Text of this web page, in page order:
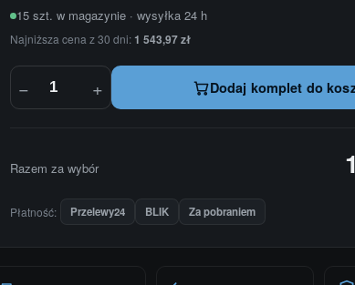
15 szt. w magazynie · wysyłka 24 h
Najniższa cena z 30 dni:1 543,97 zł
− + Dodaj komplet do
Razem za wybór
Płatność: Przelewy24 BLIK Za pobraniem